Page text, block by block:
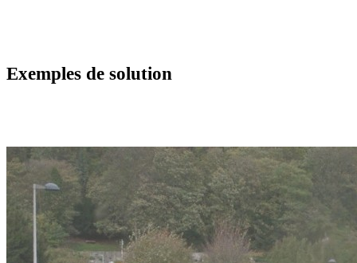
Exemples de solution